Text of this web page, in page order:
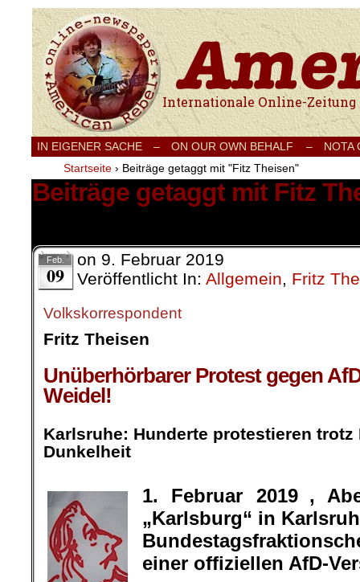
Internationale Onlinezeitung für Frieden,
IN EIGENER SACHE – ON OUR OWN BEHALF –
NOTA
Startseite › Beiträge getaggt mit "Fitz Theisen"
Beiträge getaggt mit Fitz
Feb.
09
on 9. Februar 2019
Veröffentlicht In: Allgemein, Fritz
Volkskorrespondent
Fritz Theisen
Unüberhörbarer Protest gegen
Weidel!
Karlsruhe: Hunderte protestieren trotz
Dunkelheit
1. Februar 2019 ,
„Karlsburg“ in
einer offiziellen AfD-